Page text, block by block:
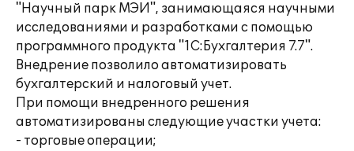
"Научный парк МЭИ", занимающаяся научными
исследованиями и разработками с помощью
программного продукта "1С:Бухгалтерия 7.7".
Внедрение позволило автоматизировать
бухгалтерский и налоговый учет.
При помощи внедренного решения
автоматизированы следующие участки учета:
- торговые операции;